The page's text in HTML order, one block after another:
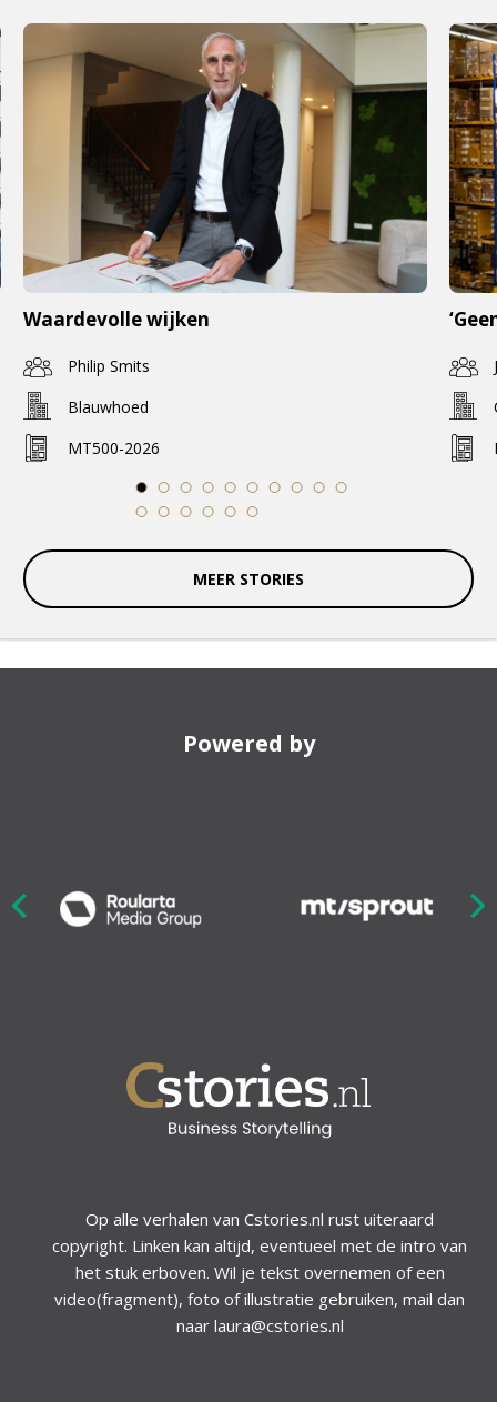
Waardevolle wijken
Philip Smits
Blauwhoed
MT500-2026
1
2 3 4 5 6 7 8 9
10
11 12 13 14 15 16
MEER STORIES
Powered by
Op alle verhalen van Cstories.nl rust uiteraard
copyright. Linken kan altijd, eventueel met de intro van
het stuk erboven. Wil je tekst overnemen of een
video(fragment), foto of illustratie gebruiken, mail dan
naar laura@cstories.nl